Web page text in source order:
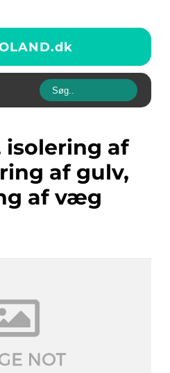
dk
af gulv,
af væg